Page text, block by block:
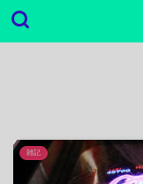
E
雑記